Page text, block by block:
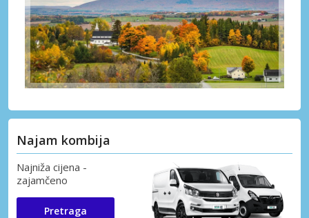
Najam kombija
Najniža cijena -
zajamčeno
Pretraga